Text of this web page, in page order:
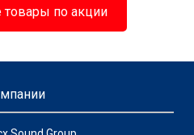
товары по акции